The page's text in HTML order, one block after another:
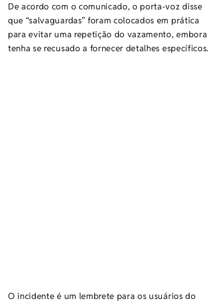
De acordo com o comunicado, o porta-voz disse
que “salvaguardas” foram colocados em prática
para evitar uma repetição do vazamento, embora
tenha se recusado a fornecer detalhes específicos.
O incidente é um lembrete para os usuários do